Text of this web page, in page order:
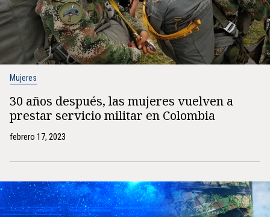
Mujeres
30 años después, las mujeres vuelven a
prestar servicio militar en Colombia
febrero 17, 2023